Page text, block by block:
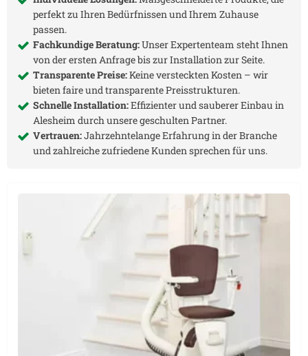
perfekt zu Ihren Bedürfnissen und Ihrem Zuhause
passen.
Fachkundige Beratung:Unser Expertenteam steht Ihnen
von der ersten Anfrage bis zur Installation zur Seite.
Transparente Preise:Keine versteckten Kosten – wir
bieten faire und transparente Preisstrukturen.
Schnelle Installation:Effizienter und sauberer Einbau in
Alesheim durch unsere geschulten Partner.
Vertrauen:Jahrzehntelange Erfahrung in der Branche
und zahlreiche zufriedene Kunden sprechen für uns.